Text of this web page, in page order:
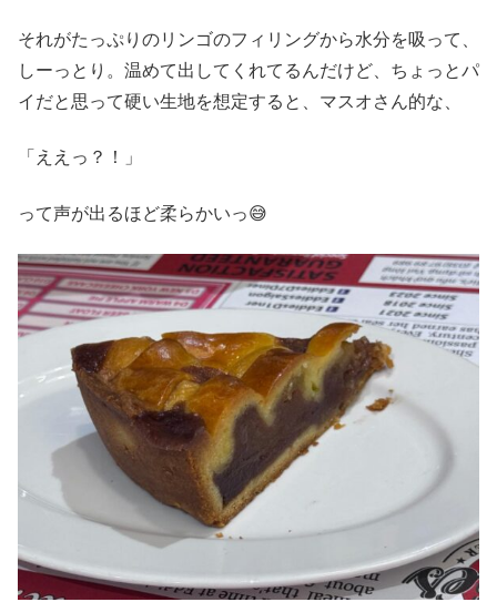
それがたっぷりのリンゴのフィリングから水分を吸って、
しーっとり。温めて出してくれてるんだけど、ちょっとパ
イだと思って硬い生地を想定すると、マスオさん的な、
「ええっ？！」
って声が出るほど柔らかいっ😅